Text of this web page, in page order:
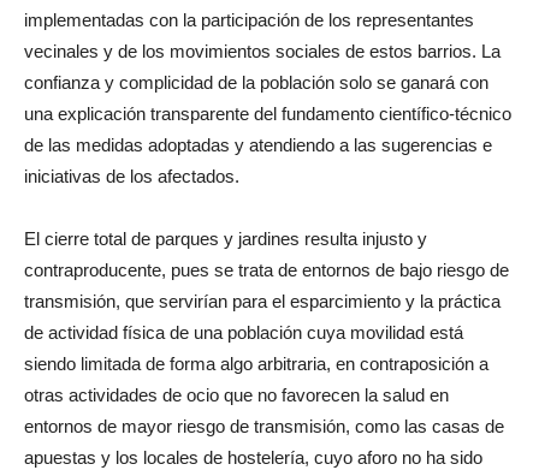
implementadas con la participación de los representantes
vecinales y de los movimientos sociales de estos barrios. La
confianza y complicidad de la población solo se ganará con
una explicación transparente del fundamento científico-técnico
de las medidas adoptadas y atendiendo a las sugerencias e
iniciativas de los afectados.
El cierre total de parques y jardines resulta injusto y
contraproducente, pues se trata de entornos de bajo riesgo de
transmisión, que servirían para el esparcimiento y la práctica
de actividad física de una población cuya movilidad está
siendo limitada de forma algo arbitraria, en contraposición a
otras actividades de ocio que no favorecen la salud en
entornos de mayor riesgo de transmisión, como las casas de
apuestas y los locales de hostelería, cuyo aforo no ha sido